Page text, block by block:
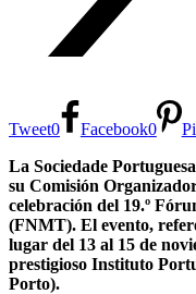
Tweet0 Facebook0
La Sociedade
su Comisión
celebración del 19.º
(FNMT). El evento,
lugar del 13 al 15 de
prestigioso Instituto
Porto).